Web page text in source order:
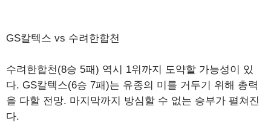
GS칼텍스 vs 수려한합천
수려한합천(8승 5패) 역시 1위까지 도약할 가능성이 있
다. GS칼텍스(6승 7패)는 유종의 미를 거두기 위해 총력
을 다할 전망. 마지막까지 방심할 수 없는 승부가 펼쳐진
다.